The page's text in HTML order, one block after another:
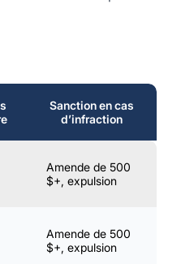
Sanction en cas
d’infraction
Amende de 500
$+, expulsion
Amende de 500
$+, expulsion